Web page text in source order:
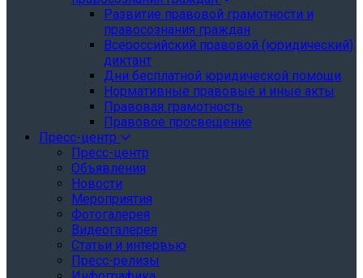
Развитие правовой грамотности и
правосознания граждан
Всероссийский правовой (юридический)
диктант
Дни бесплатной юридической помощи
Нормативные правовые и иные акты
Правовая грамотность
Правовое просвещение
Пресс-центр
Пресс-центр
Объявления
Новости
Мероприятия
Фотогалерея
Видеогалерея
Статьи и интервью
Пресс-релизы